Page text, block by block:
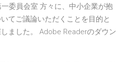
委員会室 方々に、中小企業が抱
てご議論いただくことを目的と
ました。 Adobe Readerのダウン